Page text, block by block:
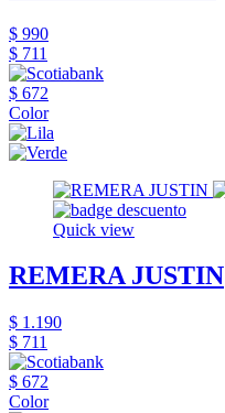
$ 990
$ 711
$ 672
Color
Quick view
REMERA JUSTIN
$ 1.190
$ 711
$ 672
Color